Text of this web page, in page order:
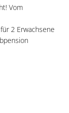
Vom
2 Erwachsene